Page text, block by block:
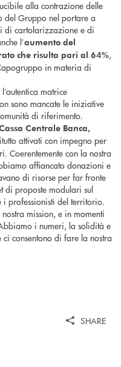
alla contrazione delle
del Gruppo nel portare a
di cartolarizzazione e di
l’aumento del
che risulta pari al 64%,
in materia di
matrice
sono mancate le iniziative
di riferimento.
Centrale Banca,
attivati con impegno per
Coerentemente con la nostra
affiancato donazioni e
di risorse per far fronte
di proposte modulari sul
i professionisti del territorio.
mission, e in momenti
i numeri, la solidità e
consentono di fare la nostra
SHARE